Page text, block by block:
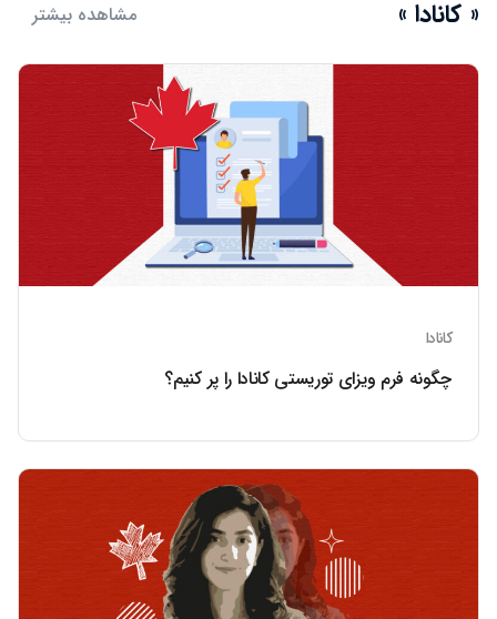
« کانادا » مشاهده بیشتر
کانادا
چگونه فرم ویزای توریستی کانادا را پر کنیم؟